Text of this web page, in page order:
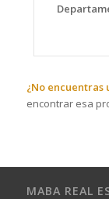
¿No encuentras
encontrar esa
MABA REAL